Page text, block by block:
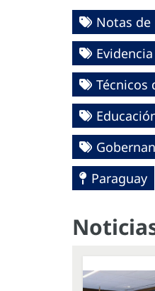
Notas de
Técnicos
Paraguay